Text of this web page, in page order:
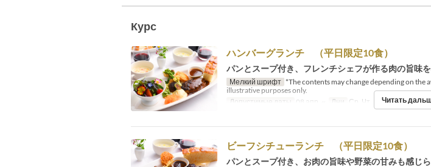
Курс
ハンバーグランチ （平日限定10食）
パンとスープ付き、フレンチシェフが作る肉の旨味
Мелкий шрифт *The contents may change depending on
illustrative purposes only.
Допустимые даты 08 апр. ~ Дни Ср, Чт, Пт Приемы
Читать
ビーフシチューランチ （平日限定10食）
パンとスープ付き、お肉の旨味や野菜の甘みも感じ